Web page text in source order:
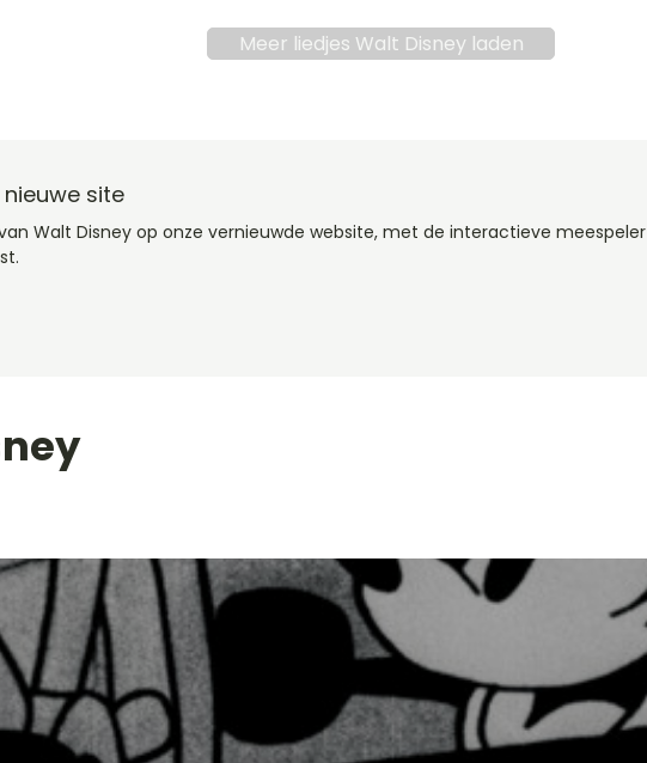
Meer liedjes Walt Disney laden
nieuwe site
Walt Disney op onze vernieuwde website, met de interactieve meespeler